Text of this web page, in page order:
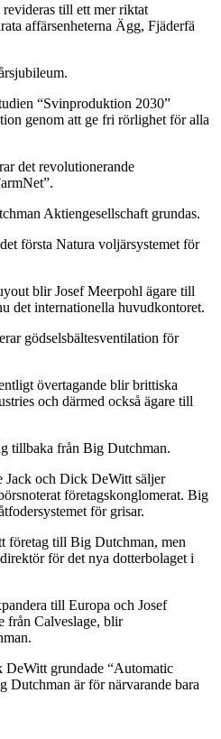
till ett mer riktat
affärsenheterna Ägg, Fjäderfä
“Svinproduktion 2030”
genom att ge fri rörlighet för alla
det revolutionerande
Aktiengesellschaft grundas.
första Natura voljärsystemet för
blir Josef Meerpohl ägare till
det internationella huvudkontoret.
gödselsbältesventilation för
övertagande blir brittiska
och därmed också ägare till
tillbaka från Big Dutchman.
Jack och Dick DeWitt säljer
företagskonglomerat. Big
för grisar.
företag till Big Dutchman, men
för det nya dotterbolaget i
till Europa och Josef
från Calveslage, blir
DeWitt grundade “Automatic
är för närvarande bara